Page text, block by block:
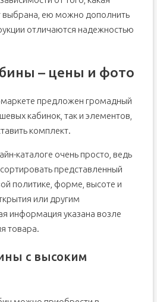
выбрана, ею можно дополнить
отличаются надежностью
– цены и фото
предложен громадный
кабинок, так и элементов,
комплект.
каталоге очень просто, ведь
представленный
политике, форме, высоте и
или другим
информация указана возле
товара.
с высоким